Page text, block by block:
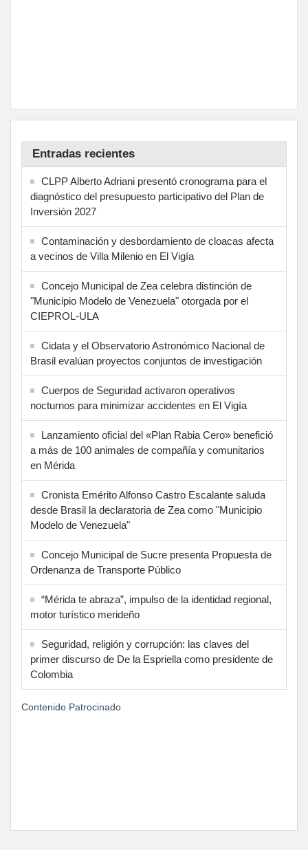
Entradas recientes
CLPP Alberto Adriani presentó cronograma para el
diagnóstico del presupuesto participativo del Plan de
Inversión 2027
Contaminación y desbordamiento de cloacas afecta
a vecinos de Villa Milenio en El Vigía
Concejo Municipal de Zea celebra distinción de
"Municipio Modelo de Venezuela" otorgada por el
CIEPROL-ULA
Cidata y el Observatorio Astronómico Nacional de
Brasil evalúan proyectos conjuntos de investigación
Cuerpos de Seguridad activaron operativos
nocturnos para minimizar accidentes en El Vigía
Lanzamiento oficial del «Plan Rabia Cero» benefició
a más de 100 animales de compañía y comunitarios
en Mérida
Cronista Emérito Alfonso Castro Escalante saluda
desde Brasil la declaratoria de Zea como "Municipio
Modelo de Venezuela"
Concejo Municipal de Sucre presenta Propuesta de
Ordenanza de Transporte Público
“Mérida te abraza”, impulso de la identidad regional,
motor turístico merideño
Seguridad, religión y corrupción: las claves del
primer discurso de De la Espriella como presidente de
Colombia
Contenido Patrocinado